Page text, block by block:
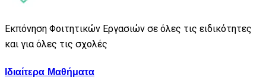
Εκπόνηση Φοιτητικών Εργασιών σε όλες τις ειδικότητες
και για όλες τις σχολές
Ιδιαίτερα Μαθήματα